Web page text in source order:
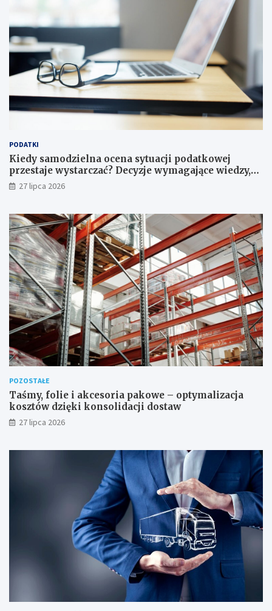
PODATKI
Kiedy samodzielna ocena sytuacji podatkowej
przestaje wystarczać? Decyzje wymagające wiedzy,
której nie zastąpi internet
27 lipca 2026
POZOSTAŁE
Taśmy, folie i akcesoria pakowe – optymalizacja
kosztów dzięki konsolidacji dostaw
27 lipca 2026